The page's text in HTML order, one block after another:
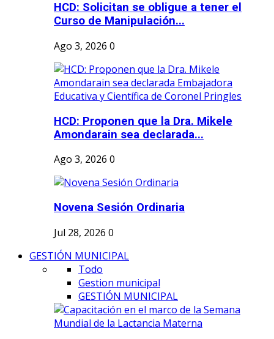
HCD: Solicitan se obligue a tener el
Curso de Manipulación...
Ago 3, 2026 0
HCD: Proponen que la Dra. Mikele
Amondarain sea declarada...
Ago 3, 2026 0
Novena Sesión Ordinaria
Jul 28, 2026 0
GESTIÓN MUNICIPAL
Todo
Gestion municipal
GESTIÓN MUNICIPAL